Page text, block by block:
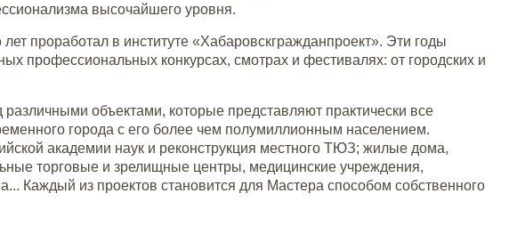
высочайшего уровня.
проработал в институте «Хабаровскгражданпроект». Эти годы
профессиональных конкурсах, смотрах и фестивалях: от городских и
объектами, которые представляют практически все
города с его более чем полумиллионным населением.
академии наук и реконструкция местного ТЮЗ; жилые дома,
торговые и зрелищные центры, медицинские учреждения,
Каждый из проектов становится для Мастера способом собственного